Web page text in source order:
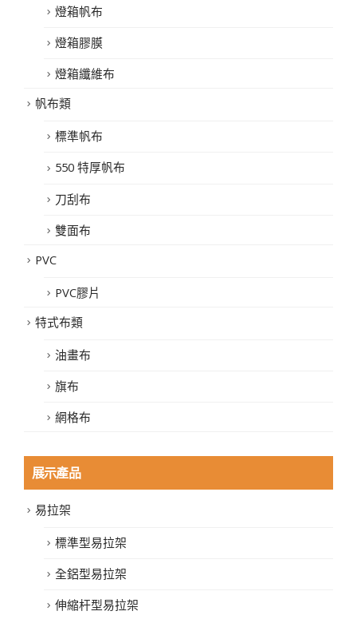
燈箱帆布
燈箱膠膜
燈箱纖維布
帆布類
標準帆布
550 特厚帆布
刀刮布
雙面布
PVC
PVC膠片
特式布類
油畫布
旗布
網格布
展示產品
易拉架
標準型易拉架
全鋁型易拉架
伸縮杆型易拉架